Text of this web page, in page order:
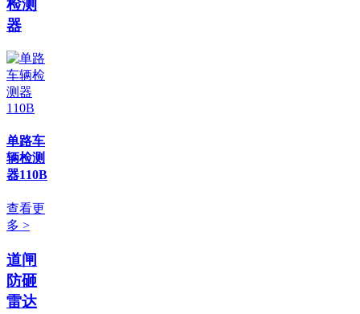
检测
器
单路车
辆检测
器110B
查看更
多 >
道闸
防砸
雷达